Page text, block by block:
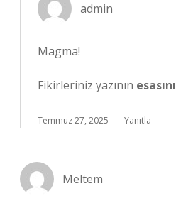
admin
Magma!
Fikirleriniz yazının esasını
Temmuz 27, 2025 Yanıtla
Meltem